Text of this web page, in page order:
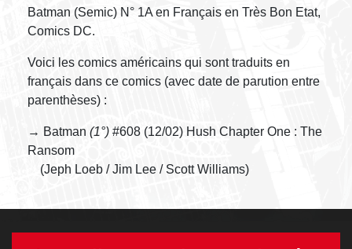
Batman (Semic) N° 1A en Français en Très Bon Etat,
Comics DC.
Voici les comics américains qui sont traduits en
français dans ce comics (avec date de parution entre
parenthèses) :
→ Batman (1°) #608 (12/02) Hush Chapter One : The
Ransom
(Jeph Loeb / Jim Lee / Scott Williams)